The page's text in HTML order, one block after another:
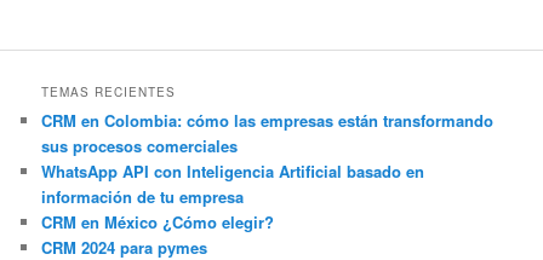
TEMAS RECIENTES
CRM en Colombia: cómo las empresas están transformando
sus procesos comerciales
WhatsApp API con Inteligencia Artificial basado en
información de tu empresa
CRM en México ¿Cómo elegir?
CRM 2024 para pymes